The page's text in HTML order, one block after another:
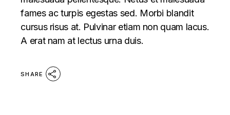
fames ac turpis egestas sed. Morbi blandit
cursus risus at. Pulvinar etiam non quam lacus.
A erat nam at lectus urna duis.
SHARE